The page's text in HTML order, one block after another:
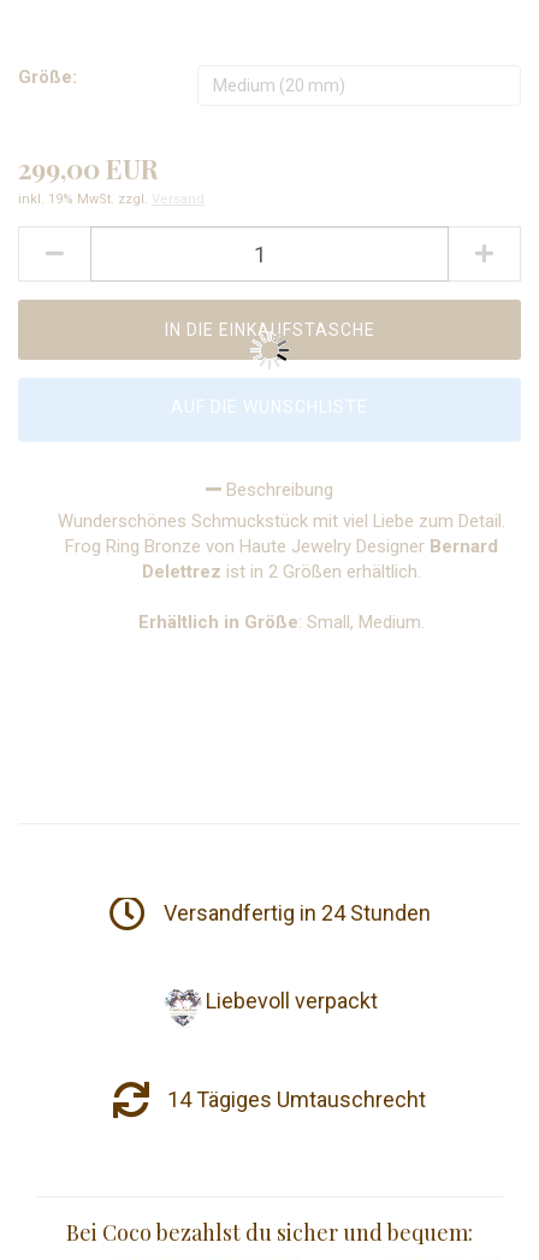
Größe:
299,00 EUR
inkl. 19% MwSt. zzgl. Versand
AUF DIE WUNSCHLISTE
Beschreibung
Wunderschönes Schmuckstück mit viel Liebe zum Detail.
Frog Ring Bronze von Haute Jewelry Designer Bernard
Delettrez ist in 2 Größen erhältlich.
Erhältlich in Größe: Small, Medium.
Versandfertig in 24 Stunden
Liebevoll verpackt
14 Tägiges Umtauschrecht
Bei Coco bezahlst du sicher und bequem: